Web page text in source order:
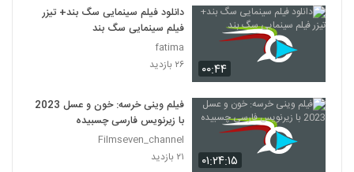
67
بندرگاه قدیمی - Any Old Port 1932
Apes (1918)
۸۳۴ بازدید
پرندگان - The Birds 1963
۰۰:۴۴
دانلود فیلم سینمایی سگ بند+ تیزر
فیلم سینمایی سگ بند
fatima
۲۶ بازدید
۰۱:۲۴:۱۵
فیلم وینی خرسه: خون و عسل 2023
با زیرنویس فارسی چسبیده
Filmseven_channel
۲۱ بازدید